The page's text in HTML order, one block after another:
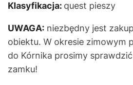
Klasyfikacja: quest pieszy
UWAGA: niezbędny jest
obiektu. W okresie zimowym
do Kórnika prosimy
zamku!